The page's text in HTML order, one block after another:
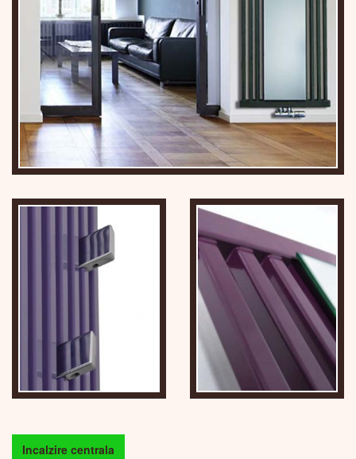
Incalzire centrala